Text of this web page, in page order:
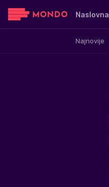
Naslovna
Najnovije
Sensa